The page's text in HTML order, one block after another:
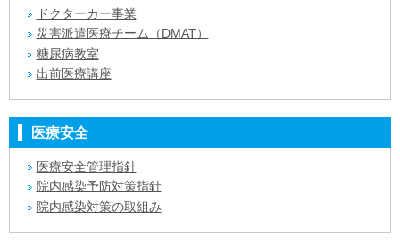
ドクターカー事業
災害派遣医療チーム（DMAT）
糖尿病教室
出前医療講座
医療安全
医療安全管理指針
院内感染予防対策指針
院内感染対策の取組み